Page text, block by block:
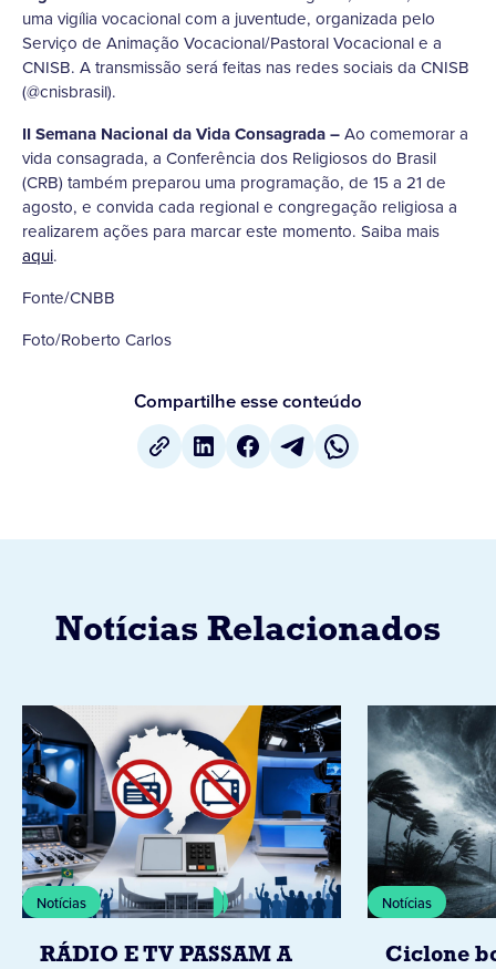
uma vigília vocacional com a juventude, organizada pelo
Serviço de Animação Vocacional/Pastoral Vocacional e a
CNISB. A transmissão será feitas nas redes sociais da CNISB
(@cnisbrasil).
II Semana Nacional da Vida Consagrada –Ao comemorar a
vida consagrada, a Conferência dos Religiosos do Brasil
(CRB) também preparou uma programação, de 15 a 21 de
agosto, e convida cada regional e congregação religiosa a
realizarem ações para marcar este momento. Saiba mais
aqui.
Fonte/CNBB
Foto/Roberto Carlos
Compartilhe esse conteúdo
Notícias Relacionados
Notícias
RÁDIO E TV PASSAM A
Notícias
Ciclone